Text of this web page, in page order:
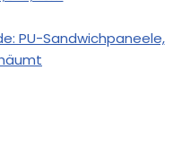
PU-Sandwichpaneele,